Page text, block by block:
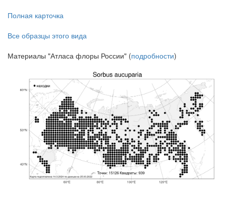
Полная карточка
Все образцы этого вида
Материалы "Атласа флоры России" (подробности)